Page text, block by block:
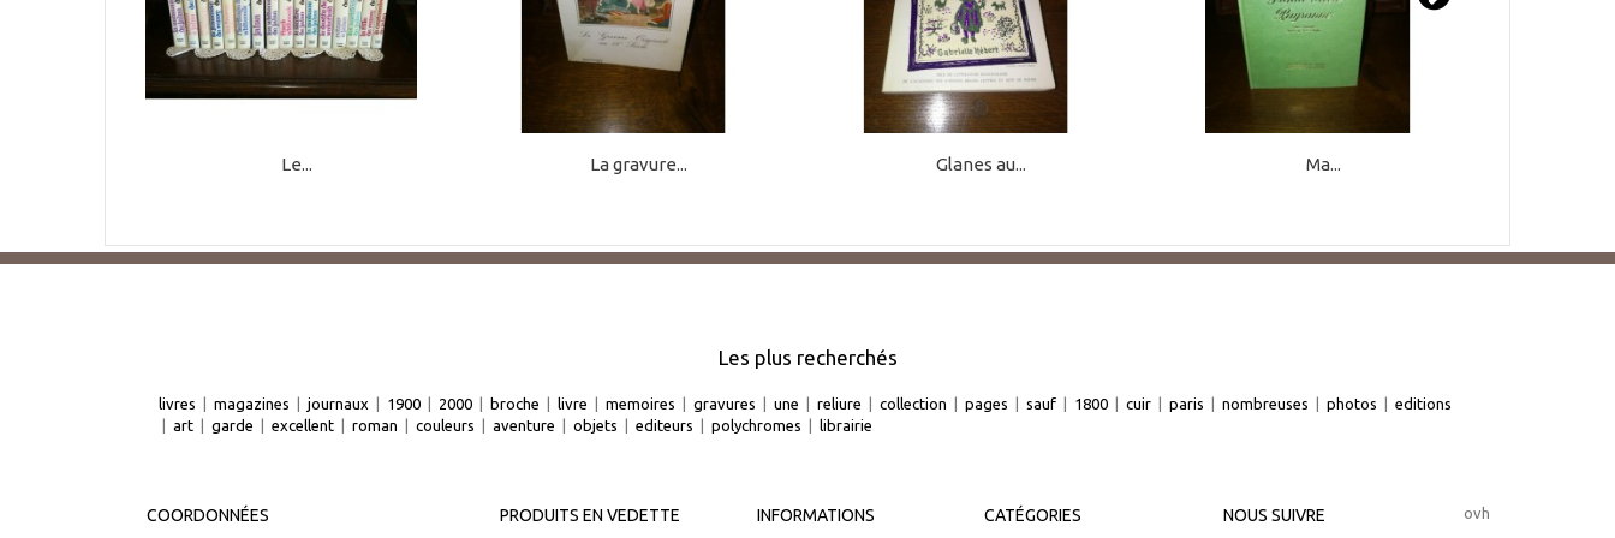
Le... La gravure... Glanes au... Ma...
Les plus recherchés
livres | magazines | journaux | 1900 | 2000 | broche | livre | memoires | gravures | une | reliure | collection | pages | sauf | 1800 | cuir | paris | nombreuses | photos | editions
| art | garde | excellent | roman | couleurs | aventure | objets | editeurs | polychromes | librairie
COORDONNÉES PRODUITS EN VEDETTE INFORMATIONS CATÉGORIES NOUS SUIVRE ovh